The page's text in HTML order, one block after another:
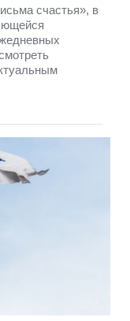
счастья», в